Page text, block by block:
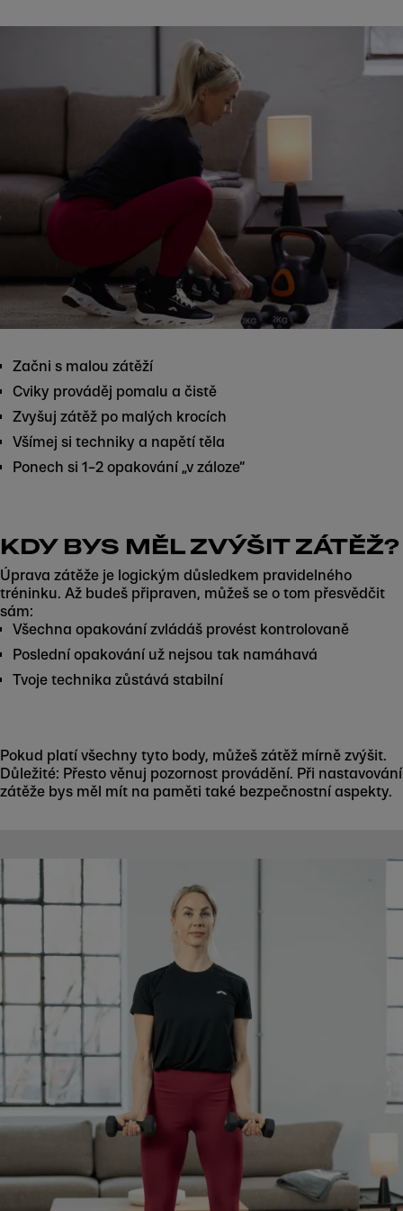
Začni s malou zátěží
Cviky prováděj pomalu a čistě
Zvyšuj zátěž po malých krocích
Všímej si techniky a napětí těla
Ponech si 1–2 opakování „v záloze“
KDY BYS MĚL ZVÝŠIT ZÁTĚŽ?
Úprava zátěže je logickým důsledkem pravidelného
tréninku. Až budeš připraven, můžeš se o tom přesvědčit
sám:
Všechna opakování zvládáš provést kontrolovaně
Poslední opakování už nejsou tak namáhavá
Tvoje technika zůstává stabilní
Pokud platí všechny tyto body, můžeš zátěž mírně zvýšit.
Důležité: Přesto věnuj pozornost provádění. Při nastavování
zátěže bys měl mít na paměti také bezpečnostní aspekty.